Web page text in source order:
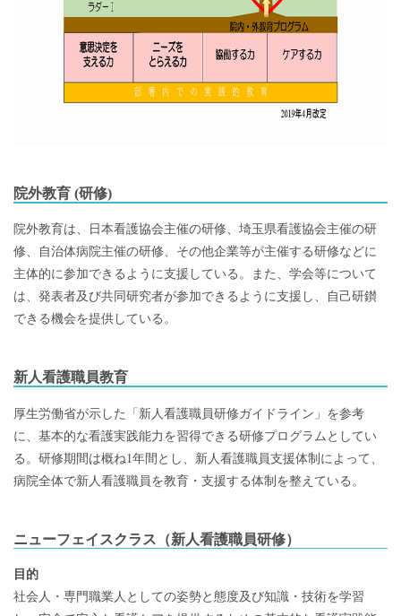
院外教育 (研修)
院外教育は、日本看護協会主催の研修、埼玉県看護協会主催の研
修、自治体病院主催の研修、その他企業等が主催する研修などに
主体的に参加できるように支援している。また、学会等について
は、発表者及び共同研究者が参加できるように支援し、自己研鑚
できる機会を提供している。
新人看護職員教育
厚生労働省が示した「新人看護職員研修ガイドライン」を参考
に、基本的な看護実践能力を習得できる研修プログラムとしてい
る。研修期間は概ね1年間とし、新人看護職員支援体制によって、
病院全体で新人看護職員を教育・支援する体制を整えている。
ニューフェイスクラス（新人看護職員研修）
目的
社会人・専門職業人としての姿勢と態度及び知識・技術を学習